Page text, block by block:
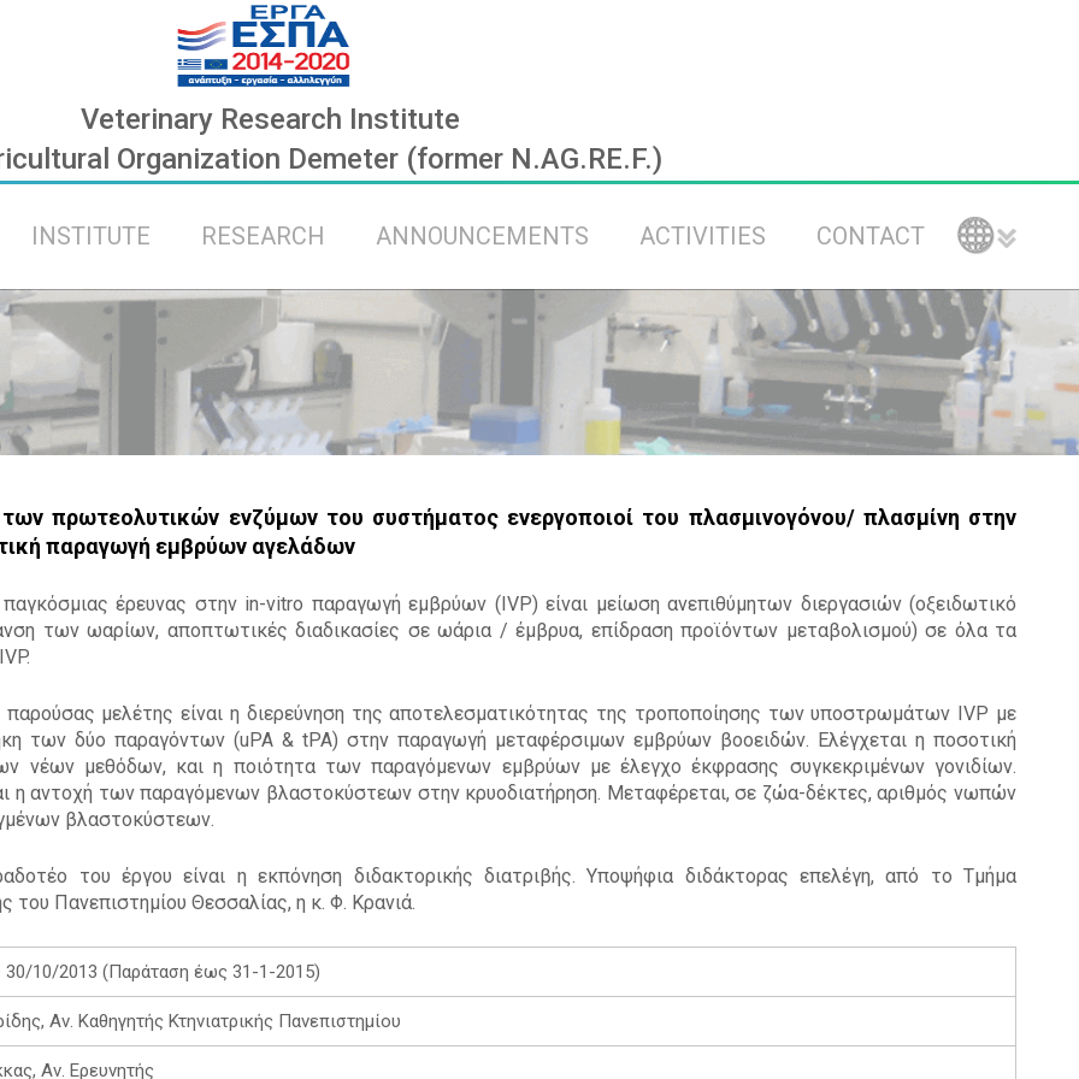
Veterinary Research Institute
Organization Demeter (former N.AG.RE.F.)
INSTITUTE RESEARCH ANNOUNCEMENTS ACTIVITIES CONTACT
πρωτεολυτικών ενζύμων του συστήματος ενεργοποιοί του πλασμινογόνου/ πλασμίνη στην
παραγωγή εμβρύων αγελάδων
έρευνας στην in-vitro παραγωγή εμβρύων (IVP) είναι μείωση ανεπιθύμητων διεργασιών (οξειδωτικό
των ωαρίων, απoπτωτικές διαδικασίες σε ωάρια / έμβρυα, επίδραση προϊόντων μεταβολισμού) σε όλα τα
μελέτης είναι η διερεύνηση της αποτελεσματικότητας της τροποποίησης των υποστρωμάτων IVP με
των δύο παραγόντων (uPA & tPA) στην παραγωγή μεταφέρσιμων εμβρύων βοοειδών. Ελέγχεται η ποσοτική
νέων μεθόδων, και η ποιότητα των παραγόμενων εμβρύων με έλεγχο έκφρασης συγκεκριμένων γονιδίων.
η αντοχή των παραγόμενων βλαστοκύστεων στην κρυοδιατήρηση. Μεταφέρεται, σε ζώα-δέκτες, αριθμός νωπών
βλαστοκύστεων.
του έργου είναι η εκπόνηση διδακτορικής διατριβής. Υποψήφια διδάκτορας επελέγη, από το Τμήμα
του Πανεπιστημίου Θεσσαλίας, η κ. Φ. Κρανιά.
30/10/2013 (Παράταση έως 31-1-2015)
Αν. Καθηγητής Κτηνιατρικής Πανεπιστημίου
Αν. Ερευνητής